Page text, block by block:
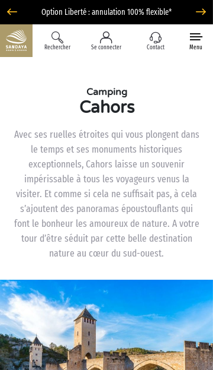
Option Liberté : annulation 100% flexible*
Rechercher Se connecter Contact Menu
Camping
Cahors
Avec ses ruelles étroites qui vous plongent dans
le temps et ses monuments historiques
exceptionnels, Cahors laisse un souvenir
impérissable à tous les voyageurs venus la
visiter. Et comme si cela ne suffisait pas, à cela
s’ajoutent des panoramas époustouflants qui
font le bonheur les amoureux de nature. A votre
tour d’être séduit par cette belle destination
nature au cœur du sud-ouest.